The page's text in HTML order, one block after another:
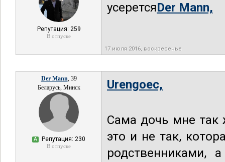
Репутация: 259
В отпуске
усеретсяDer Mann,
17 июля 2016, воскресенье
Der Mann, 39
Беларусь, Минск
А Репутация: 230
В отпуске
Urengoec,
Сама дочь мне так
это и не так,
родственниками,